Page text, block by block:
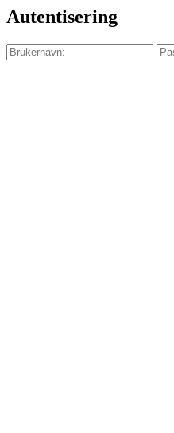
Autentisering